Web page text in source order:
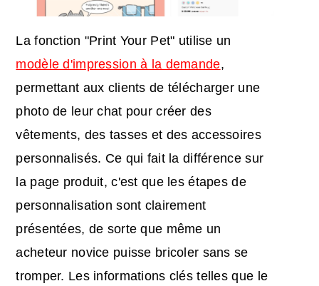
La fonction "Print Your Pet" utilise un
modèle d'impression à la demande,
permettant aux clients de télécharger une
photo de leur chat pour créer des
vêtements, des tasses et des accessoires
personnalisés. Ce qui fait la différence sur
la page produit, c'est que les étapes de
personnalisation sont clairement
présentées, de sorte que même un
acheteur novice puisse bricoler sans se
tromper. Les informations clés telles que le